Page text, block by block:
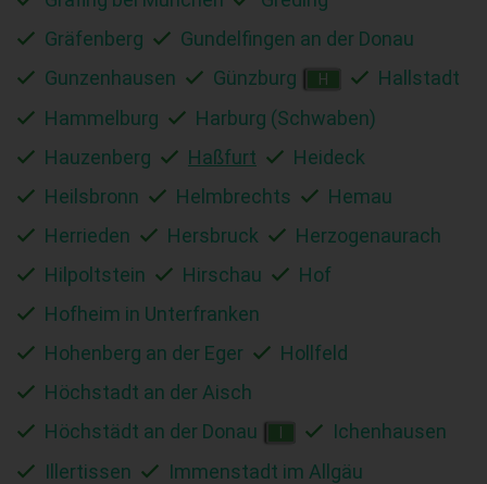
Gräfenberg
Gundelfingen an der Donau
Gunzenhausen
Günzburg H
Hallstadt
Hammelburg
Harburg (Schwaben)
Hauzenberg
Haßfurt
Heideck
Heilsbronn
Helmbrechts
Hemau
Herrieden
Hersbruck
Herzogenaurach
Hilpoltstein
Hirschau
Hof
Hofheim in Unterfranken
Hohenberg an der Eger
Hollfeld
Höchstadt an der Aisch
Höchstädt an der Donau
Ichenhausen
Illertissen
Immenstadt im Allgäu